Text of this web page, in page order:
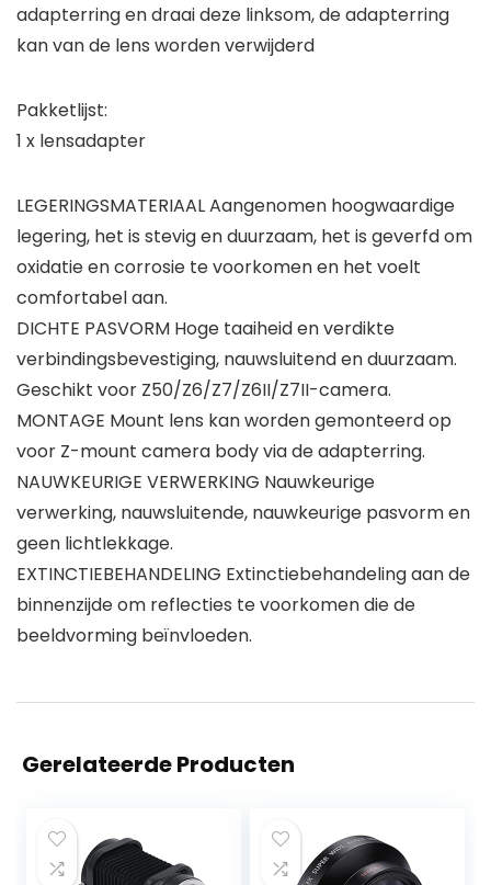
adapterring en draai deze linksom, de adapterring
kan van de lens worden verwijderd
Pakketlijst:
1 x lensadapter
LEGERINGSMATERIAAL Aangenomen hoogwaardige
legering, het is stevig en duurzaam, het is geverfd om
oxidatie en corrosie te voorkomen en het voelt
comfortabel aan.
DICHTE PASVORM Hoge taaiheid en verdikte
verbindingsbevestiging, nauwsluitend en duurzaam.
Geschikt voor Z50/Z6/Z7/Z6II/Z7II-camera.
MONTAGE Mount lens kan worden gemonteerd op
voor Z-mount camera body via de adapterring.
NAUWKEURIGE VERWERKING Nauwkeurige
verwerking, nauwsluitende, nauwkeurige pasvorm en
geen lichtlekkage.
EXTINCTIEBEHANDELING Extinctiebehandeling aan de
binnenzijde om reflecties te voorkomen die de
beeldvorming beïnvloeden.
Gerelateerde Producten